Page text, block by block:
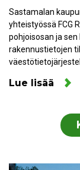
Sastamalan
yhteistyössä FCG
pohjoisosan ja
rakennustietojen
Lue lisää